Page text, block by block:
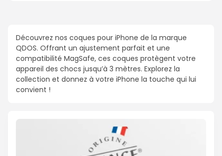
Découvrez nos coques pour iPhone de la marque
QDOS. Offrant un ajustement parfait et une
compatibilité MagSafe, ces coques protègent votre
appareil des chocs jusqu’à 3 mètres. Explorez la
collection et donnez à votre iPhone la touche qui lui
convient !